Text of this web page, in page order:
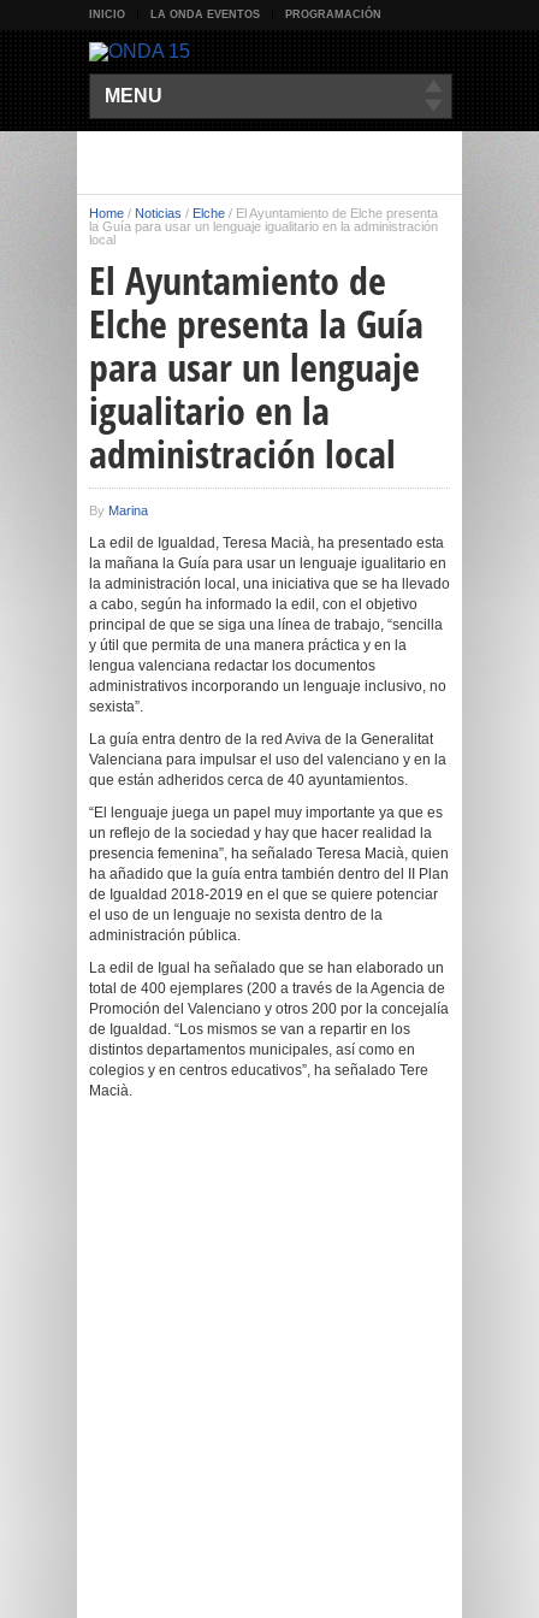
INICIO LA ONDA EVENTOS PROGRAMACIÓN
MENU
Home / Noticias / Elche / El Ayuntamiento de Elche presenta
la Guía para usar un lenguaje igualitario en la administración
local
El Ayuntamiento de
Elche presenta la Guía
para usar un lenguaje
igualitario en la
administración local
By Marina
La edil de Igualdad, Teresa Macià, ha presentado esta
la mañana la Guía para usar un lenguaje igualitario en
la administración local, una iniciativa que se ha llevado
a cabo, según ha informado la edil, con el objetivo
principal de que se siga una línea de trabajo, “sencilla
y útil que permita de una manera práctica y en la
lengua valenciana redactar los documentos
administrativos incorporando un lenguaje inclusivo, no
sexista”.
La guía entra dentro de la red Aviva de la Generalitat
Valenciana para impulsar el uso del valenciano y en la
que están adheridos cerca de 40 ayuntamientos.
“El lenguaje juega un papel muy importante ya que es
un reflejo de la sociedad y hay que hacer realidad la
presencia femenina”, ha señalado Teresa Macià, quien
ha añadido que la guía entra también dentro del II Plan
de Igualdad 2018-2019 en el que se quiere potenciar
el uso de un lenguaje no sexista dentro de la
administración pública.
La edil de Igual ha señalado que se han elaborado un
total de 400 ejemplares (200 a través de la Agencia de
Promoción del Valenciano y otros 200 por la concejalía
de Igualdad. “Los mismos se van a repartir en los
distintos departamentos municipales, así como en
colegios y en centros educativos”, ha señalado Tere
Macià.